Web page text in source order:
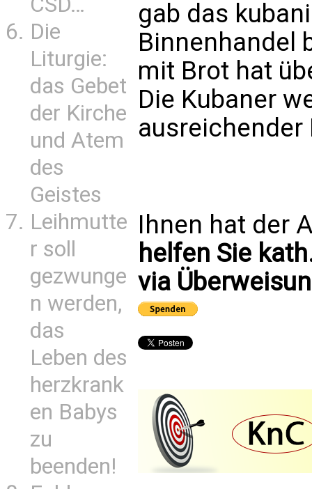
Die
Liturgie:
das Gebet
der Kirche
und Atem
des
Geistes
Leihmutte
r soll
gezwunge
n werden,
das
Leben des
herzkrank
en Babys
zu
beenden!
gab das
Binnenhandel
mit Brot hat
Die Kubaner
Ihnen hat der
helfen Sie
via